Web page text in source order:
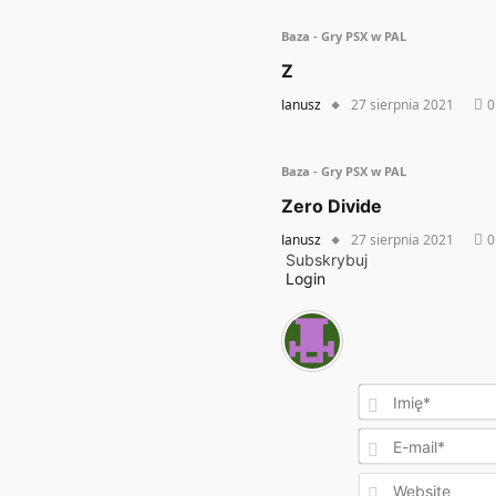
Baza - Gry PSX w PAL
Z
Janusz 27 sierpnia 2021 0
Baza - Gry PSX w PAL
Zero Divide
Janusz 27 sierpnia 2021
0
Subskrybuj
Login